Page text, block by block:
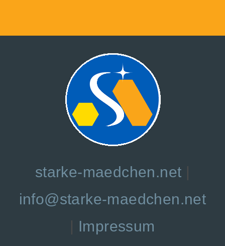
starke-maedchen.net |
info@starke-maedchen.net
| Impressum